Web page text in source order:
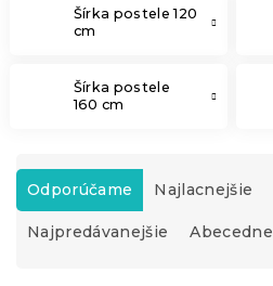
Šírka postele 120
cm
Šírka postele
160 cm
R
a
d
e
Odporúčame Najlacnejšie
Najpredávanejšie Abecedne